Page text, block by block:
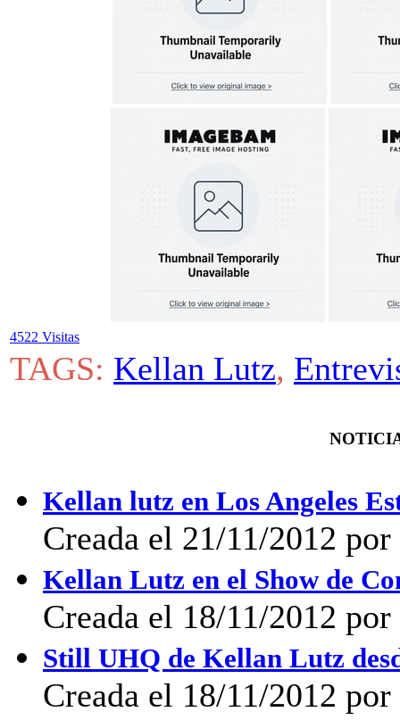
4522 Visitas
TAGS: Kellan Lutz,
Kellan lutz en Los Angeles
Creada el 21/11/2012
Kellan Lutz en el Show de
Creada el 18/11/2012
Still UHQ de Kellan Lutz
Creada el 18/11/2012